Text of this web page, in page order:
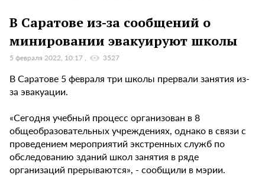
В Саратове из-за сообщений о
минировании эвакуируют школы
5 февраля 2022, 10:17 3527
В Саратове 5 февраля три школы прервали занятия из-
за эвакуации.
«Сегодня учебный процесс организован в 8
общеобразовательных учреждениях, однако в связи с
проведением мероприятий экстренных служб по
обследованию зданий школ занятия в ряде
организаций прерываются», - сообщили в мэрии.